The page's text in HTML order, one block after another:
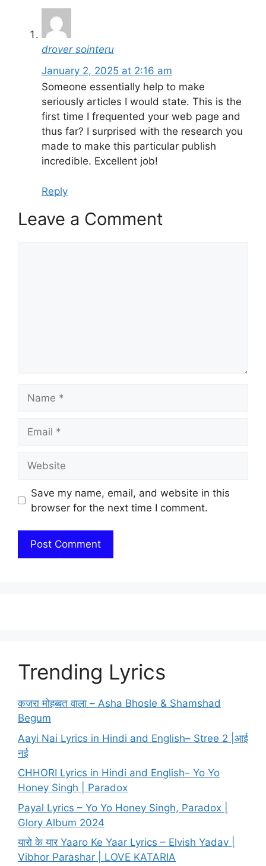
drover sointeru
January 2, 2025 at 2:16 am
Someone essentially help to make
seriously articles I would state. This is the
first time I frequented your web page and
thus far? I surprised with the research you
made to make this particular publish
incredible. Excellent job!
Reply
Leave a Comment
Save my name, email, and website in this
browser for the next time I comment.
Trending Lyrics
कजरा मोहब्बत वाला – Asha Bhosle & Shamshad
Begum
Aayi Nai Lyrics in Hindi and English– Stree 2 |आई
नई
CHHORI Lyrics in Hindi and English– Yo Yo
Honey Singh | Paradox
Payal Lyrics – Yo Yo Honey Singh, Paradox |
Glory Album 2024
यारो के यार Yaaro Ke Yaar Lyrics – Elvish Yadav |
Vibhor Parashar | LOVE KATARIA